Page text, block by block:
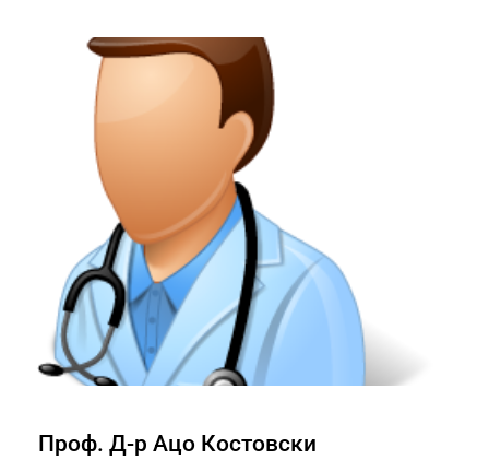
Проф. Д-р Ацо Костовски